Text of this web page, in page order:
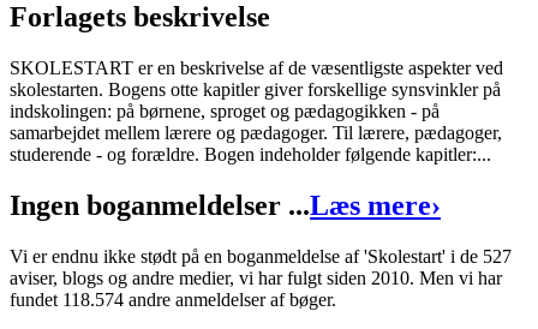
Skolestart
Forfatter:Kirsten Rasmussen
Format:
Hæftet
ISBN:9788700354340
Forlagets beskrivelse
SKOLESTART er en beskrivelse af de væsentligste aspekter ved
skolestarten. Bogens otte kapitler giver forskellige synsvinkler på
indskolingen: på børnene, sproget og pædagogikken - på
samarbejdet mellem lærere og pædagoger. Til lærere, pædagoger,
studerende - og forældre. Bogen indeholder følgende kapitler:...
Ingen boganmeldelser ...Læs mere›
Vi er endnu ikke stødt på en boganmeldelse af 'Skolestart' i de 527
aviser, blogs og andre medier, vi har fulgt siden 2010. Men vi har
fundet 118.574 andre anmeldelser af bøger.